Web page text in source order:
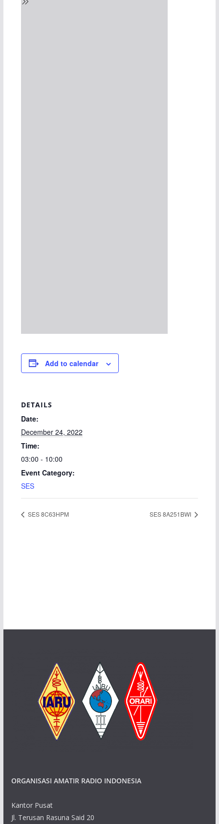
Add to calendar
DETAILS
Date:
December 24, 2022
Time:
03:00 - 10:00
Event Category:
SES
SES 8C63HPM SES 8A251BWI
ORGANISASI AMATIR RADIO INDONESIA
Kantor Pusat
Jl. Terusan Rasuna Said 20